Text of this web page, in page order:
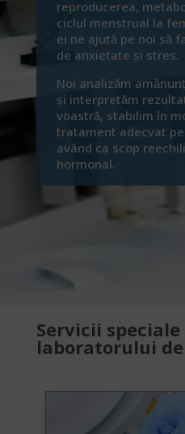
reproducerea,
ciclul menstrual la
ei ne ajută pe noi să
de anxietate și stres.
Noi analizăm
și interpretăm
voastră, stabilim în
tratament adecvat
având ca scop
hormonal.
Servicii
laboratorului